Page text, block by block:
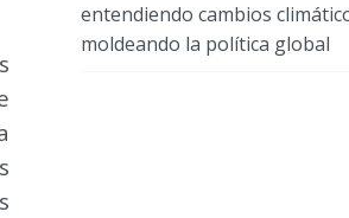
entendiendo cambios
moldeando la política global